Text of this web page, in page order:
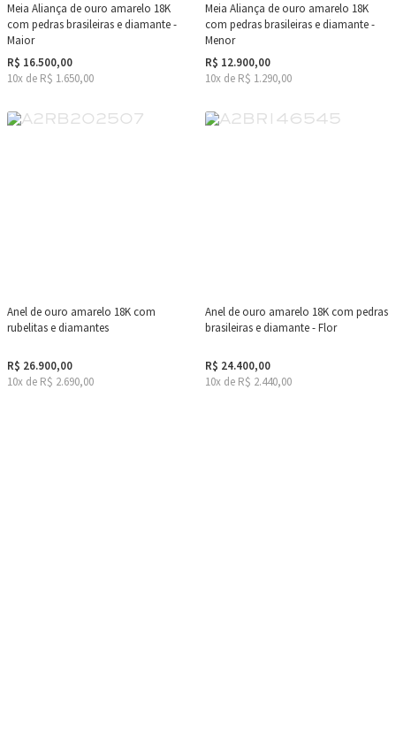
Meia Aliança de ouro amarelo 18K
com pedras brasileiras e diamante -
Maior
R$ 16.500,00
10x de R$ 1.650,00
Meia Aliança de ouro amarelo 18K
com pedras brasileiras e diamante -
Menor
R$ 12.900,00
10x de R$ 1.290,00
Anel de ouro amarelo 18K com
rubelitas e diamantes
R$ 26.900,00
10x de R$ 2.690,00
Anel de ouro amarelo 18K com pedras
brasileiras e diamante - Flor
R$ 24.400,00
10x de R$ 2.440,00